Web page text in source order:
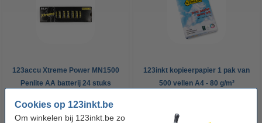
Cookies op 123inkt.be
Om winkelen bij 123inkt.be zo
123accu Xtreme Power MN1500
Penlite AA batterij 24 stuks
123inkt kopieerpapier 1 pak van
500 vellen A4 - 80 g/m²
€ 7,25